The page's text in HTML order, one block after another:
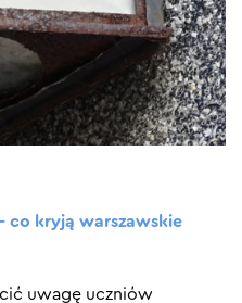
co kryją warszawskie
uwagę uczniów